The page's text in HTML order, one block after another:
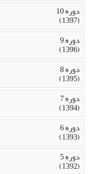
دوره 10
(1397)
دوره 9
(1396)
دوره 8
(1395)
دوره 7
(1394)
دوره 6
(1393)
دوره 5
(1392)